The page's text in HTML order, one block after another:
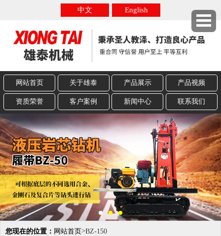
中文 English
网站首页 关于雄泰 产品展示 产品视频
资质荣誉 客户案例 新闻中心 联系我们
您现在的位置： 网站首页>BZ-150